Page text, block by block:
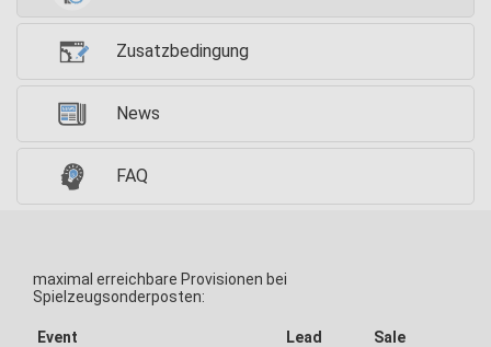
Zusatzbedingung
News
FAQ
maximal erreichbare Provisionen bei
Spielzeugsonderposten:
Event Lead
Sale